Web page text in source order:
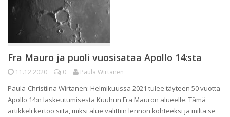
Fra Mauro ja puoli vuosisataa Apollo 14:sta
11.12.2020 0 Paula Wirtanen
Paula-Christiina Wirtanen: Helmikuussa 2021 tulee täyteen 50 vuotta
Apollo 14:n laskeutumisesta Kuuhun Fra Mauron alueelle. Tämä
artikkeli kertoo siitä, miksi alue valittiin lennon kohteeksi ja miltä se